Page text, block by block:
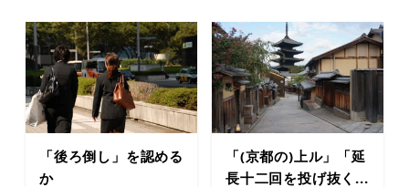
「後ろ倒し」を認める
か
「(京都の)上ル」「延
長十二回を投げ抜く...